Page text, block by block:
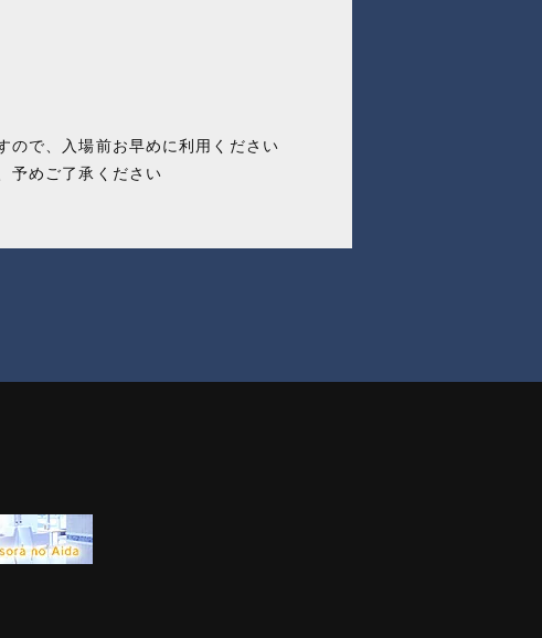
ので、入場前お早めに利用ください
予めご了承ください